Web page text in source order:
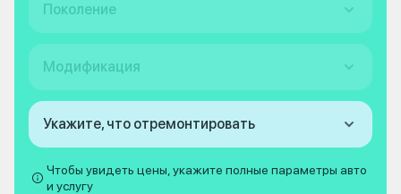
Поколение
Модификация
Укажите, что отремонтировать
Чтобы увидеть цены, укажите полные параметры авто
и услугу